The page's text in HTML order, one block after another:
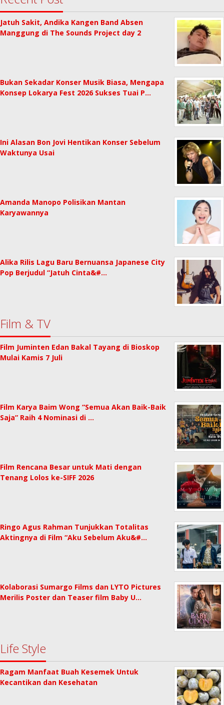
Jatuh Sakit, Andika Kangen Band Absen
Manggung di The Sounds Project day 2
Bukan Sekadar Konser Musik Biasa, Mengapa
Konsep Lokarya Fest 2026 Sukses Tuai P…
Ini Alasan Bon Jovi Hentikan Konser Sebelum
Waktunya Usai
Amanda Manopo Polisikan Mantan
Karyawannya
Alika Rilis Lagu Baru Bernuansa Japanese City
Pop Berjudul “Jatuh Cinta&#…
Film & TV
Film Juminten Edan Bakal Tayang di Bioskop
Mulai Kamis 7 Juli
Film Karya Baim Wong “Semua Akan Baik-Baik
Saja” Raih 4 Nominasi di …
Film Rencana Besar untuk Mati dengan
Tenang Lolos ke-SIFF 2026
Ringo Agus Rahman Tunjukkan Totalitas
Aktingnya di Film “Aku Sebelum Aku&#…
Kolaborasi Sumargo Films dan LYTO Pictures
Merilis Poster dan Teaser film Baby U…
Life Style
Ragam Manfaat Buah Kesemek Untuk
Kecantikan dan Kesehatan